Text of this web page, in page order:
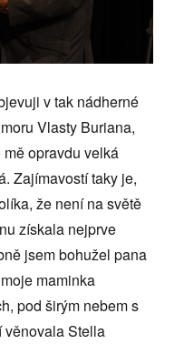
v tak nádherné
Vlasty Buriana,
opravdu velká
Zajímavostí taky je,
že není na světě
získala nejprve
jsem bohužel pana
maminka
pod širým nebem s
věnovala Stella